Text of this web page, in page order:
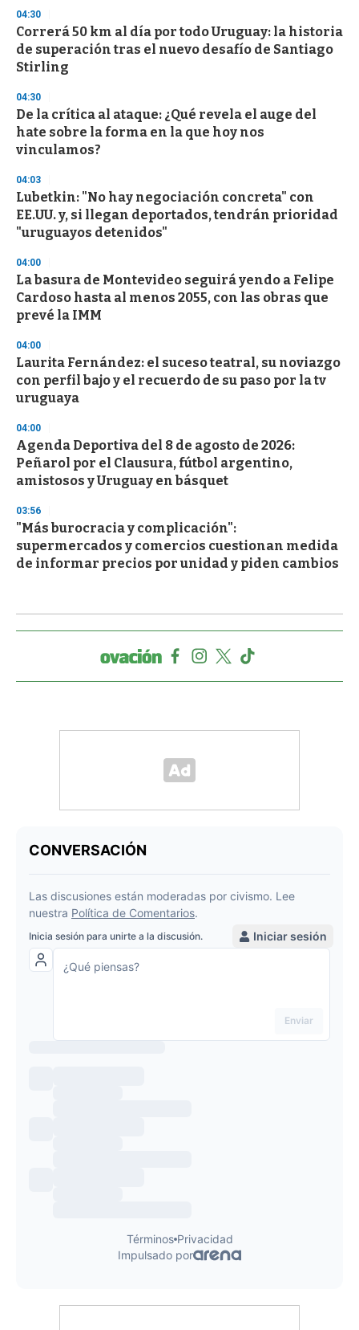
s
e
c
o
n
04:30
Correrá 50 km al día por todo Uruguay: la historia
de superación tras el nuevo desafío de Santiago
Stirling
04:30
De la crítica al ataque: ¿Qué revela el auge del
hate sobre la forma en la que hoy nos
vinculamos?
04:03
Lubetkin: "No hay negociación concreta" con
EE.UU. y, si llegan deportados, tendrán prioridad
"uruguayos detenidos"
04:00
La basura de Montevideo seguirá yendo a Felipe
Cardoso hasta al menos 2055, con las obras que
prevé la IMM
04:00
Laurita Fernández: el suceso teatral, su noviazgo
con perfil bajo y el recuerdo de su paso por la tv
uruguaya
04:00
Agenda Deportiva del 8 de agosto de 2026:
Peñarol por el Clausura, fútbol argentino,
amistosos y Uruguay en básquet
03:56
"Más burocracia y complicación":
supermercados y comercios cuestionan medida
de informar precios por unidad y piden cambios